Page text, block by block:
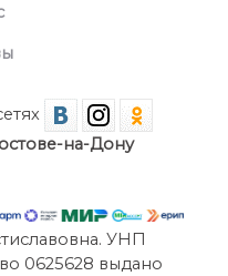
на-Дону
УНП
0625628 выдано